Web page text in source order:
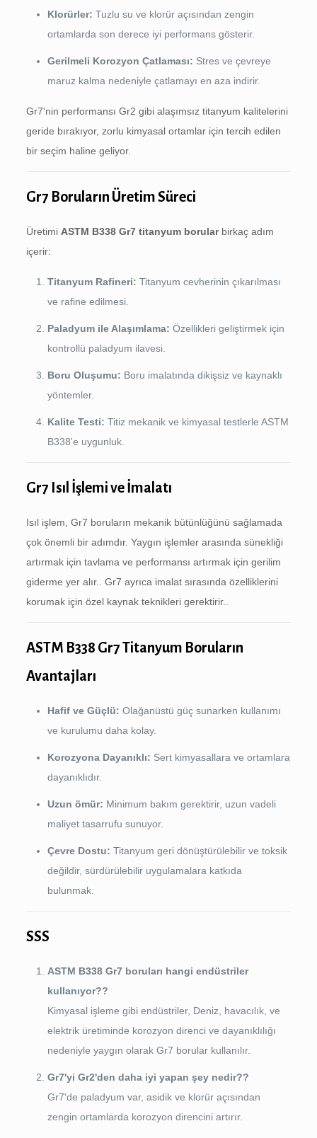
Klorürler: Tuzlu su ve klorür açısından zengin
ortamlarda son derece iyi performans gösterir.
Gerilmeli Korozyon Çatlaması: Stres ve çevreye
maruz kalma nedeniyle çatlamayı en aza indirir.
Gr7'nin performansı Gr2 gibi alaşımsız titanyum kalitelerini
geride bırakıyor, zorlu kimyasal ortamlar için tercih edilen
bir seçim haline geliyor.
Gr7 Boruların Üretim Süreci
Üretimi ASTM B338 Gr7 titanyum borularbirkaç adım
içerir:
Titanyum Rafineri: Titanyum cevherinin çıkarılması
ve rafine edilmesi.
Paladyum ile Alaşımlama: Özellikleri geliştirmek için
kontrollü paladyum ilavesi.
Boru Oluşumu: Boru imalatında dikişsiz ve kaynaklı
yöntemler.
Kalite Testi: Titiz mekanik ve kimyasal testlerle ASTM
B338'e uygunluk.
Gr7 Isıl İşlemi ve İmalatı
Isıl işlem, Gr7 boruların mekanik bütünlüğünü sağlamada
çok önemli bir adımdır. Yaygın işlemler arasında sünekliği
artırmak için tavlama ve performansı artırmak için gerilim
giderme yer alır.. Gr7 ayrıca imalat sırasında özelliklerini
korumak için özel kaynak teknikleri gerektirir..
ASTM B338 Gr7 Titanyum Boruların
Avantajları
Hafif ve Güçlü: Olağanüstü güç sunarken kullanımı
ve kurulumu daha kolay.
Korozyona Dayanıklı: Sert kimyasallara ve ortamlara
dayanıklıdır.
Uzun ömür: Minimum bakım gerektirir, uzun vadeli
maliyet tasarrufu sunuyor.
Çevre Dostu: Titanyum geri dönüştürülebilir ve toksik
değildir, sürdürülebilir uygulamalara katkıda
bulunmak.
SSS
ASTM B338 Gr7 boruları hangi endüstriler
kullanıyor??
Kimyasal işleme gibi endüstriler, Deniz, havacılık, ve
elektrik üretiminde korozyon direnci ve dayanıklılığı
nedeniyle yaygın olarak Gr7 borular kullanılır.
Gr7'yi Gr2'den daha iyi yapan şey nedir??
Gr7'de paladyum var, asidik ve klorür açısından
zengin ortamlarda korozyon direncini artırır.